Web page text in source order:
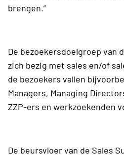
brengen.”
De bezoekersdoelgroep van
zich bezig met sales en/of
de bezoekers vallen
Managers, Managing
ZZP-ers en werkzoekenden
De beursvloer van de Sales